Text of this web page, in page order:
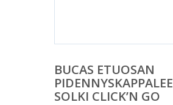
BUCAS ETUOSAN
SOLKI CLICK’N GO